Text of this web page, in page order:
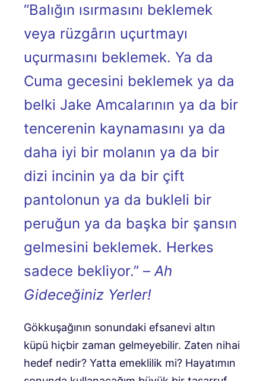
“Balığın ısırmasını beklemek
veya rüzgârın uçurtmayı
uçurmasını beklemek. Ya da
Cuma gecesini beklemek ya da
belki Jake Amcalarının ya da bir
tencerenin kaynamasını ya da
daha iyi bir molanın ya da bir
dizi incinin ya da bir çift
pantolonun ya da bukleli bir
peruğun ya da başka bir şansın
gelmesini beklemek. Herkes
sadece bekliyor.” – Ah
Gideceğiniz Yerler!
Gökkuşağının sonundaki efsanevi altın
küpü hiçbir zaman gelmeyebilir. Zaten nihai
hedef nedir? Yatta emeklilik mi? Hayatımın